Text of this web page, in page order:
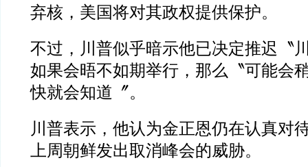
弃核，美国将对其政权提供保护。
不过，川普似乎暗示他已决定推迟〝
如果会晤不如期举行，那么〝可能会
快就会知道〞。
川普表示，他认为金正恩仍在认真对
上周朝鲜发出取消峰会的威胁。